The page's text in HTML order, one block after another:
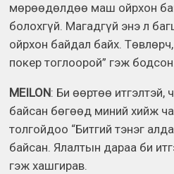
мөрөөдөлдөө маш ойрхон
болохгүй. Магадгүй энэ л
ойрхон байдал байх.
покер тоглоорой” гэж
MEILON: Би өөртөө итгэлтэй,
байсан бөгөөд миний хийж
толгойдоо “Битгий тэнэг
байсан. Ялалтын дараа би
гэж хашгирав.